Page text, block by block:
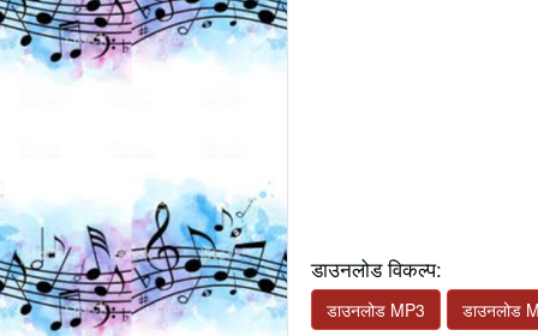
डाउनलोड विकल्प:
डाउनलोड MP3 डाउनलोड